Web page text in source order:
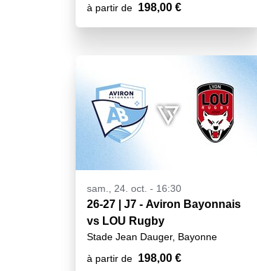
à partir de 198,00 €
sam., 24. oct. - 16:30
26-27 | J7 - Aviron Bayonnais
vs LOU Rugby
Stade Jean Dauger, Bayonne
à partir de 198,00 €